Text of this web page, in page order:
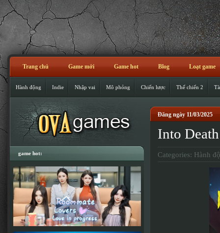
Trang chủ Game mới Game hot Blog Loạt game
Hành động Indie Nhập vai Mô phỏng Chiến lược Thế chiến 2
Đăng ngày 11/03/2025
Into
Categories: Hành
game hot: